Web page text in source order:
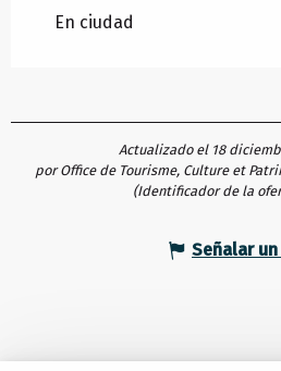
En ciudad
Actualizado el 18
por Office de Tourisme, Culture et
(Identificador de la
Señalar